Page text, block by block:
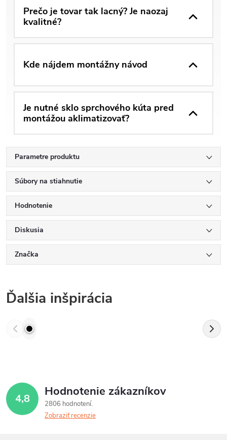
Prečo je tovar tak lacný? Je naozaj
kvalitné?
Kde nájdem montážny návod
Je nutné sklo sprchového kúta pred
montážou aklimatizovať?
Parametre produktu
Súbory na stiahnutie
Hodnotenie
Diskusia
Značka
Ďalšia inšpirácia
4,8 Hodnotenie zákazníkov
2806 hodnotení
Zobraziť recenzie